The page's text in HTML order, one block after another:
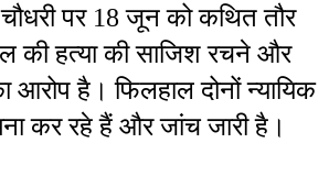
पर 18 जून को कथित तौर
की हत्या की साजिश रचने और
है। फिलहाल दोनों न्यायिक
कर रहे हैं और जांच जारी है।